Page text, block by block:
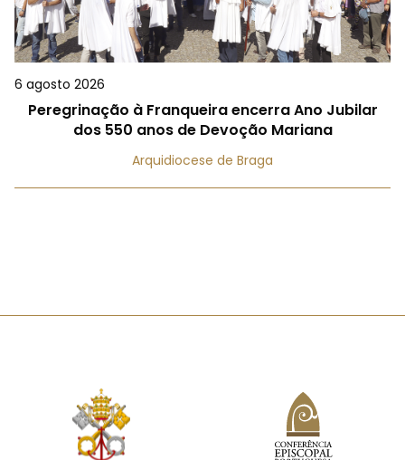
6 agosto 2026
Peregrinação à Franqueira encerra Ano Jubilar
dos 550 anos de Devoção Mariana
Arquidiocese de Braga